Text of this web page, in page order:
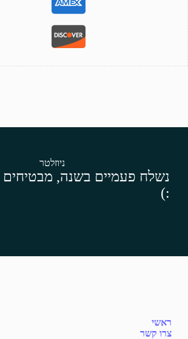
ניוזלטר
נשלח פעמיים בשנה, מבטיחים
:)
ראשי
צרו קשר